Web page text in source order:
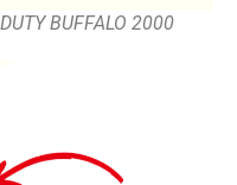
BUFFALO 2000